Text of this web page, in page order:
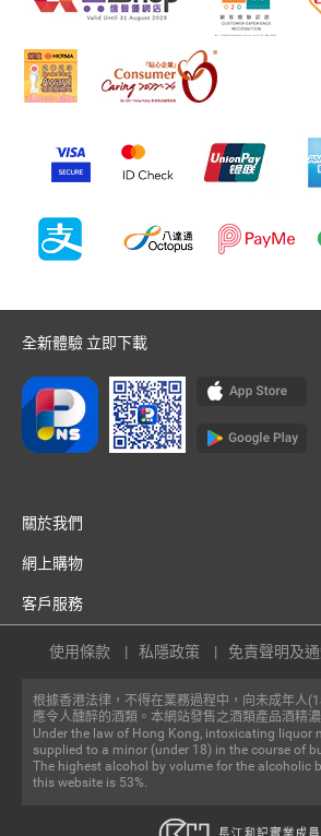
全新體驗 立即下載
關於我們
網上購物
客戶服務
根據香港法律，不得在業務過程中，向未成年人
應令人醺醉的酒類。本網站發售之酒類產品酒精濃
Under the law of Hong Kong, intoxicating liquor
supplied to a minor (under 18) in the course of
The highest alcohol by volume for the alcoholic
this website is 53%.
使用條款 私隱政策 免責聲明及通